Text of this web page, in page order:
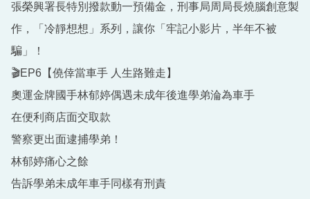
張榮興署長特別撥款動一預備金，刑事局周局長燒腦創意製
作，「冷靜想想」系列，讓你「牢記小影片，半年不被
騙」！
🎬EP6【僥倖當車手 人生路難走】
奧運金牌國手林郁婷偶遇未成年後進學弟淪為車手
在便利商店面交取款
警察更出面逮捕學弟！
林郁婷痛心之餘
告訴學弟未成年車手同樣有刑責